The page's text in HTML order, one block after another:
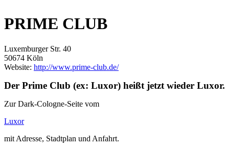
PRIME CLUB
Luxemburger Str. 40
50674 Köln
Website: http://www.prime-club.de/
Der Prime Club (ex: Luxor) heißt jetzt wieder Luxor.
Zur Dark-Cologne-Seite vom
Luxor
mit Adresse, Stadtplan und Anfahrt.